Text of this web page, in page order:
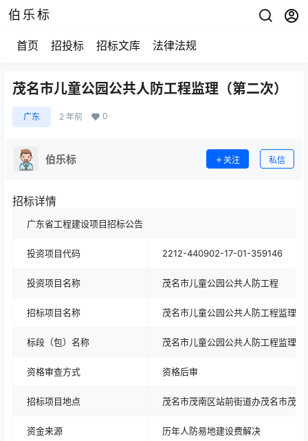
伯乐标
首页 招投标 招标文库 法律法规
茂名市儿童公园公共人防工程监理（第二次）
广东 2 年前 0
伯乐标 关注 私信
招标详情
广东省工程建设项目招标公告
投资项目代码 2212-440902-17-01-359146
投资项目名称 茂名市儿童公园公共人防工程
招标项目名称 茂名市儿童公园公共人防工程监理（
标段（包）名称 茂名市儿童公园公共人防工程监理（
资格审查方式 资格后审
招标项目地点 茂名市茂南区站前街道办茂名市茂南
资金来源 历年人防易地建设费解决